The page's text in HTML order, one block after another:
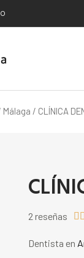
Málaga / CLÍNICA
2 reseñas  
Dentista en